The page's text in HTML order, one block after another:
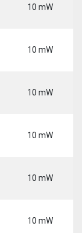
10 mW
10 mW
10 mW
10 mW
10 mW
10 mW